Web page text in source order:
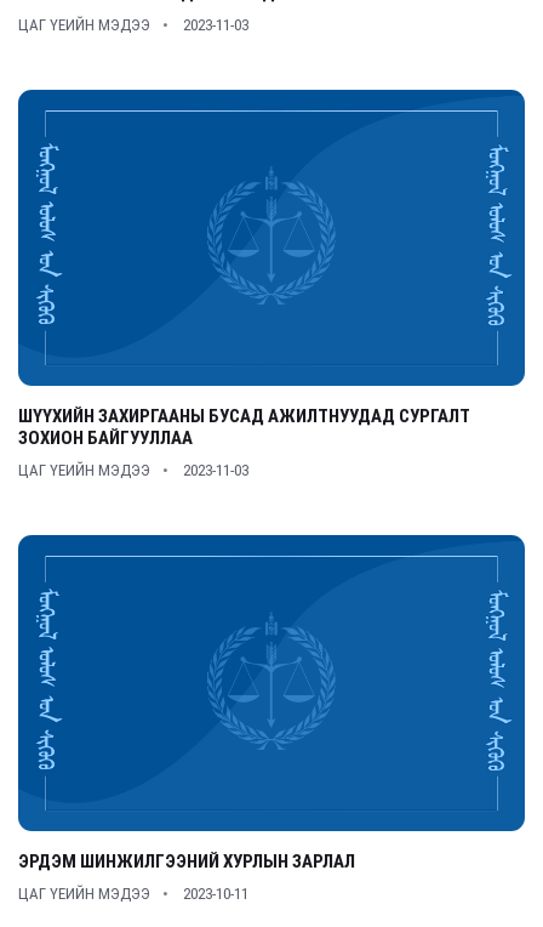
ЦАГ ҮЕИЙН МЭДЭЭ 2023-11-03
ШҮҮХИЙН ЗАХИРГААНЫ БУСАД АЖИЛТНУУДАД СУРГАЛТ
ЗОХИОН БАЙГУУЛЛАА
ЦАГ ҮЕИЙН МЭДЭЭ 2023-11-03
ЭРДЭМ ШИНЖИЛГЭЭНИЙ ХУРЛЫН ЗАРЛАЛ
ЦАГ ҮЕИЙН МЭДЭЭ 2023-10-11